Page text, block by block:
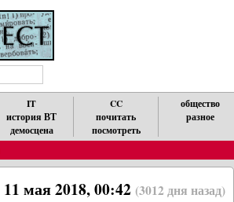
IT
история ВТ
демосцена
CC
почитать
посмотреть
общество
разное
11 мая 2018, 00:42 (3012 дня назад)